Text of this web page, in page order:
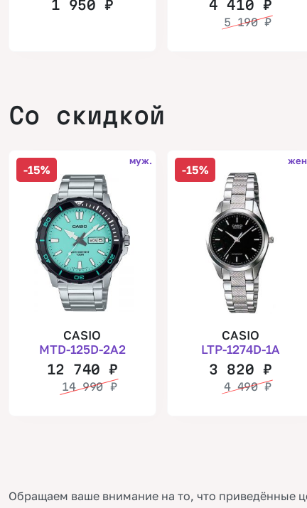
1 950₽ 4 410 ₽
5 190₽
Со скидкой
-15%
муж.
CASIO
MTD-125D-2A2
12 740₽
14 990 ₽
-15%
CASIO
LTP-1274D-1A
3 820 ₽
4 490₽
Обращаем ваше внимание на то, что приведённые